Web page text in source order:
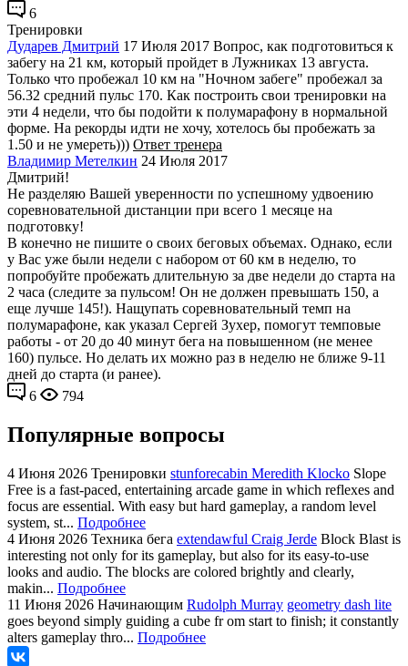
6
Тренировки
Дударев Дмитрий 17 Июля 2017 Вопрос, как подготовиться к
забегу на 21 км, который пройдет в Лужниках 13 августа.
Только что пробежал 10 км на "Ночном забеге" пробежал за
56.32 средний пульс 170. Как построить свои тренировки на
эти 4 недели, что бы подойти к полумарафону в нормальной
форме. На рекорды идти не хочу, хотелось бы пробежать за
1.50 и не умереть))) Ответ тренера
Владимир Метелкин 24 Июля 2017
Дмитрий!
Не разделяю Вашей уверенности по успешному удвоению
соревновательной дистанции при всего 1 месяце на
подготовку!
В конечно не пишите о своих беговых объемах. Однако, если
у Вас уже были недели с набором от 60 км в неделю, то
попробуйте пробежать длительную за две недели до старта на
2 часа (следите за пульсом! Он не должен превышать 150, а
еще лучше 145!). Нащупать соревновательный темп на
полумарафоне, как указал Сергей Зухер, помогут темповые
работы - от 20 до 40 минут бега на повышенном (не менее
160) пульсе. Но делать их можно раз в неделю не ближе 9-11
дней до старта (и ранее).
6
794
Популярные вопросы
4 Июня 2026 Тренировки stunforecabin Meredith Klocko Slope
Free is a fast-paced, entertaining arcade game in which reflexes and
focus are essential. With easy but hard gameplay, a random level
system, st... Подробнее
4 Июня 2026 Техника бега extendawful Craig Jerde Block Blast is
interesting not only for its gameplay, but also for its easy-to-use
looks and audio. The blocks are colored brightly and clearly,
makin... Подробнее
11 Июня 2026 Начинающим Rudolph Murray geometry dash lite
goes beyond simply guiding a cube fr om start to finish; it constantly
alters gameplay thro... Подробнее